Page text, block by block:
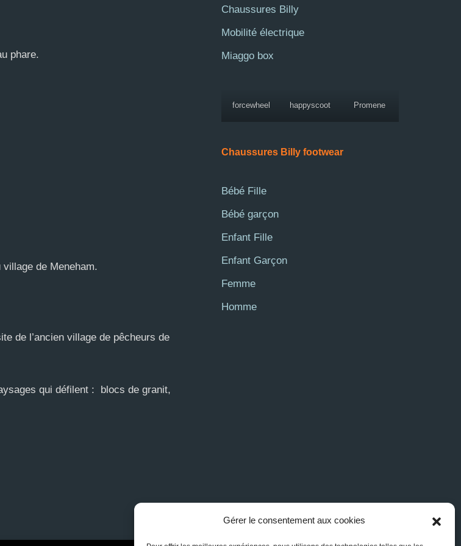
Gérer le consentement aux cookies
phare.
de Meneham.
de l’ancien village de pêcheurs de
qui défilent : blocs de granit,
Chaussures Billy
Mobilité électrique
Miaggo box
forcewheel happyscoot Promene
Chaussures Billy footwear
Bébé Fille
Bébé garçon
Enfant Fille
Enfant Garçon
Femme
Homme